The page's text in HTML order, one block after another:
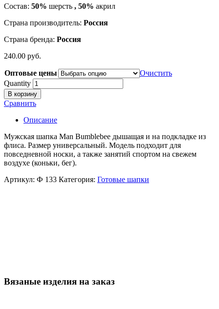
Состав: 50% шерсть , 50% акрил
Страна производитель: Россия
Страна бренда: Россия
240.00 руб.
Оптовые цены
Очистить
Quantity
В корзину
Сравнить
Описание
Мужская шапка Man Bumblebee дышащая и на подкладке из
флиса. Размер универсальный. Модель подходит для
повседневной носки, а также занятий спортом на свежем
воздухе (коньки, бег).
Артикул: Ф 133 Категория: Готовые шапки
Вязаные изделия на заказ